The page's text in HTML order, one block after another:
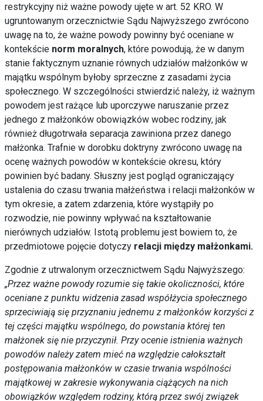
restrykcyjny niż ważne powody ujęte w art. 52 KRO. W
ugruntowanym orzecznictwie Sądu Najwyższego zwrócono
uwagę na to, że ważne powody powinny być oceniane w
kontekście norm moralnych, które powodują, że w danym
stanie faktycznym uznanie równych udziałów małżonków w
majątku wspólnym byłoby sprzeczne z zasadami życia
społecznego. W szczególności stwierdzić należy, iż ważnym
powodem jest rażące lub uporczywe naruszanie przez
jednego z małżonków obowiązków wobec rodziny, jak
również długotrwała separacja zawiniona przez danego
małżonka. Trafnie w dorobku doktryny zwrócono uwagę na
ocenę ważnych powodów w kontekście okresu, który
powinien być badany. Słuszny jest pogląd ograniczający
ustalenia do czasu trwania małżeństwa i relacji małżonków w
tym okresie, a zatem zdarzenia, które wystąpiły po
rozwodzie, nie powinny wpływać na kształtowanie
nierównych udziałów. Istotą problemu jest bowiem to, że
przedmiotowe pojęcie dotyczy relacji między małżonkami.
Zgodnie z utrwalonym orzecznictwem Sądu Najwyższego:
„Przez ważne powody rozumie się takie okoliczności, które
oceniane z punktu widzenia zasad współżycia społecznego
sprzeciwiają się przyznaniu jednemu z małżonków korzyści z
tej części majątku wspólnego, do powstania której ten
małżonek się nie przyczynił. Przy ocenie istnienia ważnych
powodów należy zatem mieć na względzie całokształt
postępowania małżonków w czasie trwania wspólności
majątkowej w zakresie wykonywania ciążących na nich
obowiązków względem rodziny, którą przez swój związek